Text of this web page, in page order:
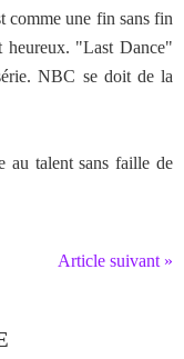
comme une fin sans fin
heureux. "Last Dance"
NBC se doit de la
au talent sans faille de
Article suivant »